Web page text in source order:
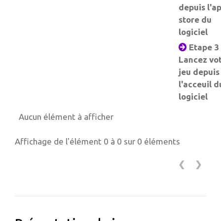
depuis
store du
logiciel
Etape 3
Lancez
jeu depuis
l'acceuil
logiciel
Aucun élément à afficher
Affichage de l'élément 0 à 0 sur 0 éléments
❮ ❯